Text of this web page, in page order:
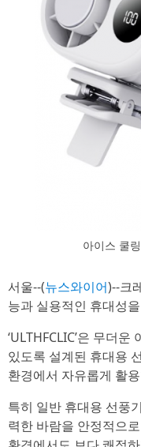
아이스 쿨
서울--(뉴스와이어)--크
능과 실용적인 휴대성
‘ULTHFCLIC’은 무더
있도록 설계된 휴대용
환경에서 자유롭게 활
특히 일반 휴대용 선풍
력한 바람을 안정적으